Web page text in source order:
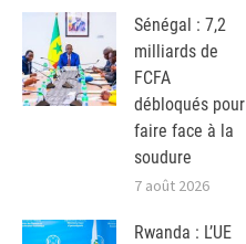
Sénégal : 7,2
milliards de
FCFA
débloqués pour
faire face à la
soudure
7 août 2026
Rwanda : L’UE